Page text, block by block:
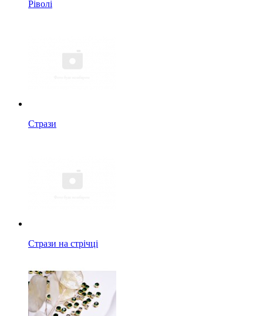
Ріволі
Стрази
Стрази на стрічці